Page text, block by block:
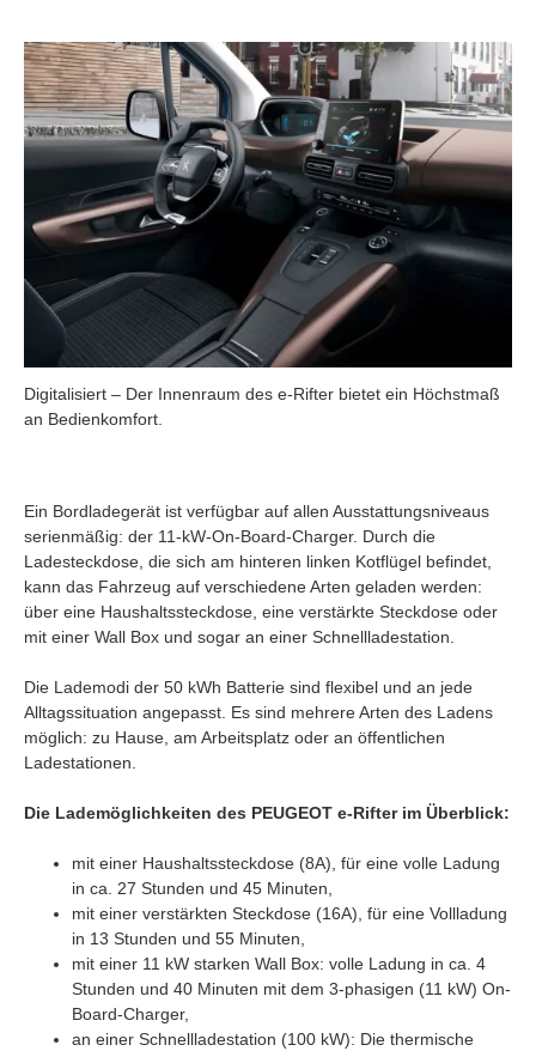
Digitalisiert – Der Innenraum des e-Rifter bietet ein Höchstmaß
an Bedienkomfort.
Ein Bordladegerät ist verfügbar auf allen Ausstattungsniveaus
serienmäßig: der 11-kW-On-Board-Charger. Durch die
Ladesteckdose, die sich am hinteren linken Kotflügel befindet,
kann das Fahrzeug auf verschiedene Arten geladen werden:
über eine Haushaltssteckdose, eine verstärkte Steckdose oder
mit einer Wall Box und sogar an einer Schnellladestation.
Die Lademodi der 50 kWh Batterie sind flexibel und an jede
Alltagssituation angepasst. Es sind mehrere Arten des Ladens
möglich: zu Hause, am Arbeitsplatz oder an öffentlichen
Ladestationen.
Die Lademöglichkeiten des PEUGEOT e-Rifter im Überblick:
mit einer Haushaltssteckdose (8A), für eine volle Ladung
in ca. 27 Stunden und 45 Minuten,
mit einer verstärkten Steckdose (16A), für eine Vollladung
in 13 Stunden und 55 Minuten,
mit einer 11 kW starken Wall Box: volle Ladung in ca. 4
Stunden und 40 Minuten mit dem 3-phasigen (11 kW) On-
Board-Charger,
an einer Schnellladestation (100 kW): Die thermische